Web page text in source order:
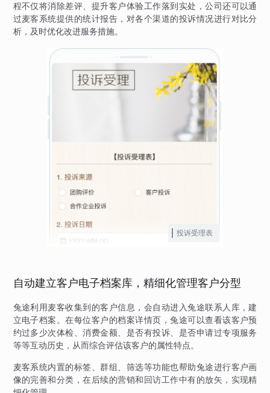
程不仅将消除差评、提升客户体验工作落到实处，公司还可以通
过麦客系统提供的统计报告，对各个渠道的投诉情况进行对比分
析，及时优化改进服务措施。
投诉受理表
自动建立客户电子档案库，精细化管理客户分型
兔途利用麦客收集到的客户信息，会自动进入兔途联系人库，建
立电子档案。在每位客户的档案详情页，兔途可以查看该客户预
约过多少次体检、消费金额、是否有投诉、是否申请过专项服务
等等互动历史，从而综合评估该客户的属性特点。
麦客系统内置的标签、群组、筛选等功能也帮助兔途进行客户画
像的完善和分类，在后续的营销和回访工作中有的放矢，实现精